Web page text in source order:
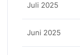
Juli 2025
Juni 2025